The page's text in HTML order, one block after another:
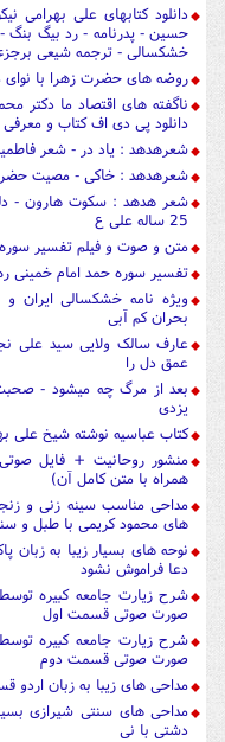
دانلود کتابهای علی بهرامی
حسین - پدرنامه - رد بیگ بنگ
خشکسالی - ترجمه شیعی برجزء 30
روضه های حضرت زهرا با نوای
ناگفته های اقتصاد ما دکتر
دانلود پی دی اف کتاب و معرفی
شعرهدهد : یاد در - شعر
شعرهدهد : خاکی - مصیت
شعر هدهد : سکوت هارون -
25 ساله علی ع
متن و صوت و فیلم تفسیر سوره
تفسیر سوره حمد امام خمینی ره
ویژه نامه خشکسالی ایران
بحران کم آبی
عارف سالک ولایی سید علی
عمق دل را
بعد از مرگ چه میشود -
یزدی
کتاب عباسیه نوشته شیخ علی
منشور روحانیت + فایل
همراه با متن کامل آن)
مداحی مناسب سینه زنی و
های محمود کریمی با طبل و
نوحه های بسیار زیبا به
دعا فراموش نشود
صورت صوتی قسمت اول
صورت صوتی قسمت دوم
مداحی های زیبا به زبان اردو
مداحی های سنتی شیرازی
دشتی با نی